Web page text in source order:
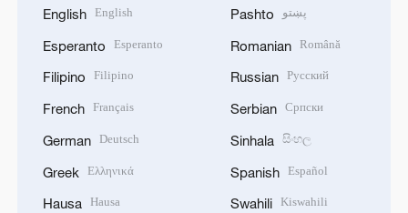
English English
Esperanto Esperanto
Filipino Filipino
French Français
German Deutsch
Greek Ελληνικά
Hausa Hausa
Pashto پښتو
Romanian Română
Russian Русский
Serbian Српски
Sinhala සිංහල
Spanish Español
Swahili Kiswahili